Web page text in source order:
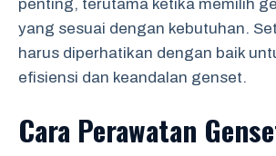
penting, terutama ketika memilih
yang sesuai dengan kebutuhan.
harus diperhatikan dengan baik
efisiensi dan keandalan genset.
Cara Perawatan